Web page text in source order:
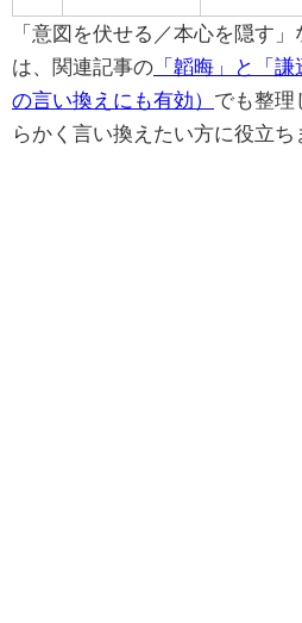
「意図を伏せる／本心を隠す
は、関連記事の 「韜晦」と「
の言い換えにも有効） でも整理
らかく言い換えたい方に役立ち